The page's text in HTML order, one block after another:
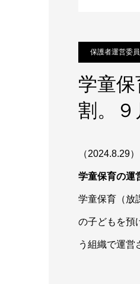
保護者運営委
学童
割。９
（2024.8.29
学童保育の運
学童保育（放
の子どもを預
う組織で運営